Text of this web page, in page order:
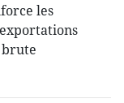
les